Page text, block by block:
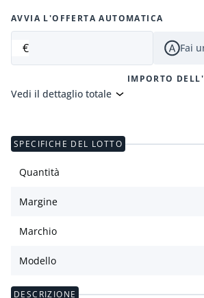
AVVIA L'OFFERTA AUTOMATICA
€ Fai
IMPORTO
Vedi il dettaglio totale
SPECIFICHE DEL LOTTO
Quantità
Margine
Marchio
Modello
DESCRIZIONE